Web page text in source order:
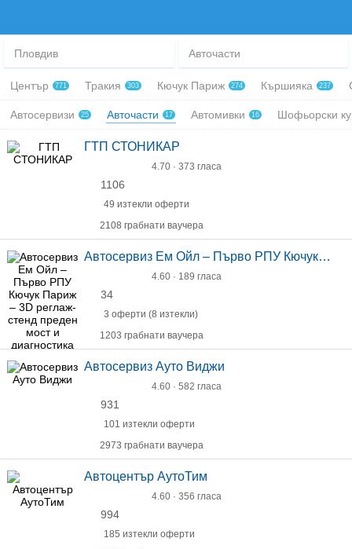
Пловдив Авточасти
Център 771 Тракия 303 Кючук Париж 274 Кършияка 237
Автосервизи 25 Авточасти 17 Автомивки 16 Шофьорски
ГТП СТОНИКАР
4.70 · 373 гласа
1106
49 изтекли оферти
2108 грабнати ваучера
Автосервиз Ем Ойл – Първо РПУ Кючук Париж – 3D реглаж-стенд преден мост и диагностика
4.60 · 189 гласа
34
3 оферти (8 изтекли)
1203 грабнати ваучера
Автосервиз Ауто Виджи
4.60 · 582 гласа
931
101 изтекли оферти
2973 грабнати ваучера
Автоцентър АутоТим
4.60 · 356 гласа
994
185 изтекли оферти